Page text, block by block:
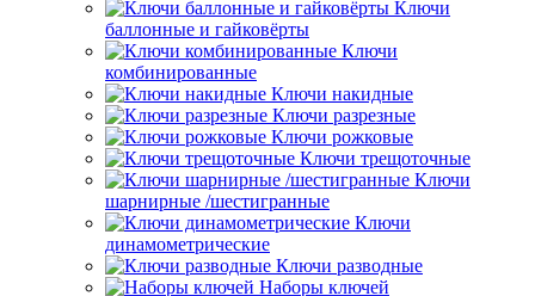
Ключи
баллонные и гайковёрты
Ключи
комбинированные
Ключи накидные
Ключи разрезные
Ключи рожковые
Ключи трещоточные
Ключи
шарнирные /шестигранные
Ключи
динамометрические
Ключи разводные
Наборы ключей